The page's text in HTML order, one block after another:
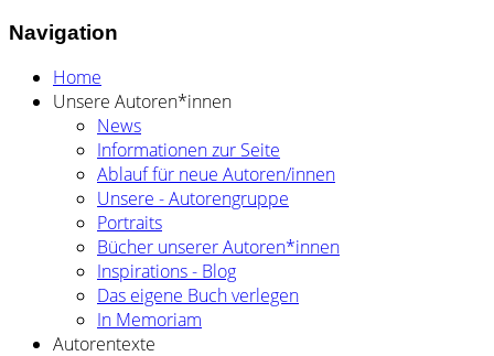
Navigation
Home
Unsere Autoren*innen
News
Informationen zur Seite
Ablauf für neue Autoren/innen
Unsere - Autorengruppe
Portraits
Bücher unserer Autoren*innen
Inspirations - Blog
Das eigene Buch verlegen
In Memoriam
Autorentexte